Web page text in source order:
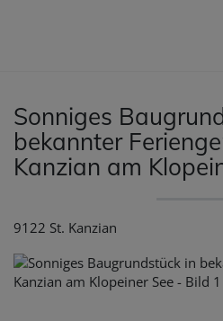
Sonniges
bekannter
Kanzian am
9122 St. Kanzian